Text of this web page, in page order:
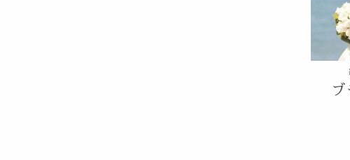
ブ